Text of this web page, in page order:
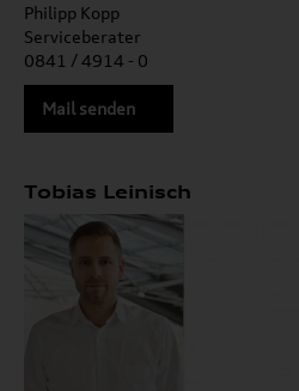
Philipp Kopp
Serviceberater
0841 / 4914 - 0
Mail senden
Tobias Leinisch